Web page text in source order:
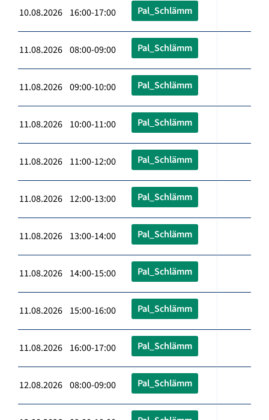
10.08.2026 16:00-17:00 Pal_Schlämm
11.08.2026 08:00-09:00 Pal_Schlämm
11.08.2026 09:00-10:00 Pal_Schlämm
11.08.2026 10:00-11:00 Pal_Schlämm
11.08.2026 11:00-12:00 Pal_Schlämm
11.08.2026 12:00-13:00 Pal_Schlämm
11.08.2026 13:00-14:00 Pal_Schlämm
11.08.2026 14:00-15:00 Pal_Schlämm
11.08.2026 15:00-16:00 Pal_Schlämm
11.08.2026 16:00-17:00 Pal_Schlämm
12.08.2026 08:00-09:00 Pal_Schlämm